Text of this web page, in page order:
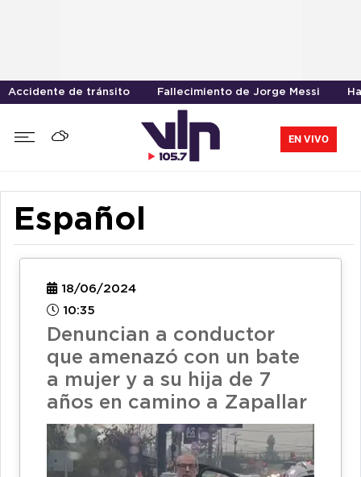
Accidente de tránsito Fallecimiento de Jorge Messi
EN VIVO
Español
18/06/2024
10:35
Denuncian a conductor
que amenazó con un bate
a mujer y a su hija de 7
años en camino a Zapallar